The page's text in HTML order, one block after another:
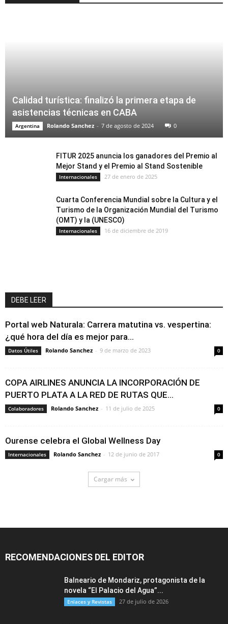
Calidad turística: finalizó la primera etapa de
asistencias técnicas en CABA
Argentina Rolando Sanchez - 7 de agosto de 2024 0
FITUR 2025 anuncia los ganadores del Premio al
Mejor Stand y el Premio al Stand Sostenible
Internacionales 27 de enero de 2025
Cuarta Conferencia Mundial sobre la Cultura y el
Turismo de la Organización Mundial del Turismo
(OMT) y la (UNESCO)
Internacionales 16 de diciembre de 2019
DEBE LEER
Portal web Naturala: Carrera matutina vs. vespertina:
¿qué hora del día es mejor para...
Datos Útiles Rolando Sanchez - 9 de marzo de 2023 0
COPA AIRLINES ANUNCIA LA INCORPORACIÓN DE
PUERTO PLATA A LA RED DE RUTAS QUE...
Colaboradores Rolando Sanchez - 11 de julio de 2025 0
Ourense celebra el Global Wellness Day
Internacionales Rolando Sanchez - 12 de junio de 2017 0
Cargar más
RECOMENDACIONES DEL EDITOR
Balneario de Mondariz, protagonista de la
novela “El Palacio del Agua”...
Enlaces y Revistas 27 de julio de 2026